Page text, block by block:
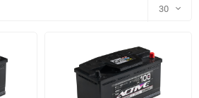
30
30
60